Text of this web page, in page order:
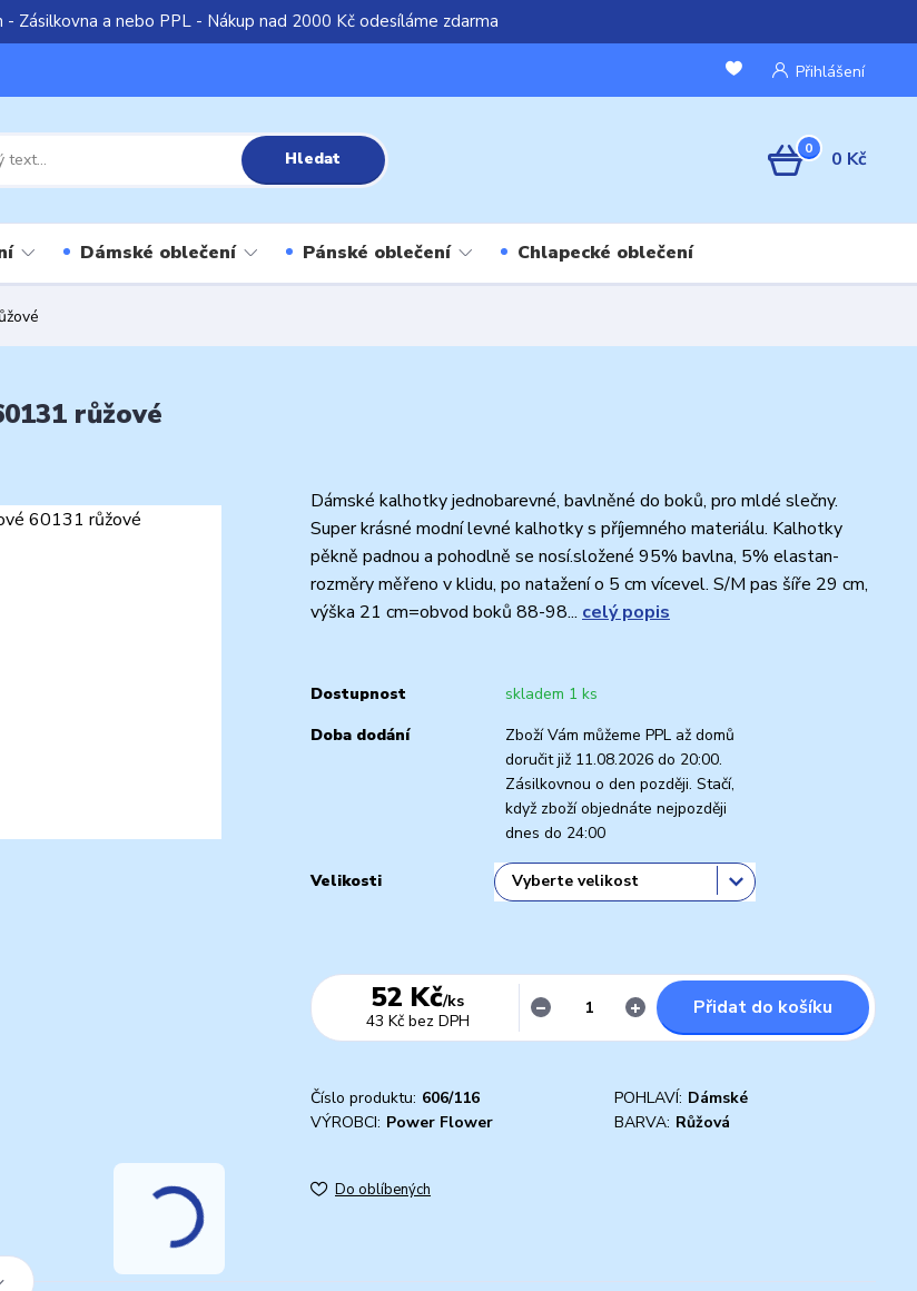
Zásilkovna a nebo PPL - Nákup nad 2000 Kč odesíláme zdarma
Přihlášení
Hledat 0 0 Kč
Dámské oblečení Pánské oblečení Chlapecké oblečení
růžové
Dámské kalhotky jednobarevné, bavlněné do boků, pro mldé slečny.
Super krásné modní levné kalhotky s příjemného materiálu. Kalhotky
pěkně padnou a pohodlně se nosí.složené 95% bavlna, 5% elastan-
rozměry měřeno v klidu, po natažení o 5 cm vícevel. S/M pas šíře 29 cm,
výška 21 cm=obvod boků 88-98... celý popis
Dostupnost
skladem 1 ks
Doba dodání
Zboží Vám můžeme PPL až domů
doručit již 11.08.2026 do 20:00.
Zásilkovnou o den později. Stačí,
když zboží objednáte nejpozději
dnes do 24:00
Velikosti
52 Kč/ks
43 Kč bez DPH
Přidat do košíku
Číslo produktu: 606/116 POHLAVÍ: Dámské
VÝROBCI: Power Flower BARVA: Růžová
Do oblíbených